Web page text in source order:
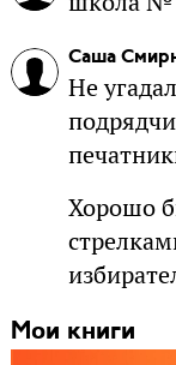
Саша
Не
Хорошо
Мои книги